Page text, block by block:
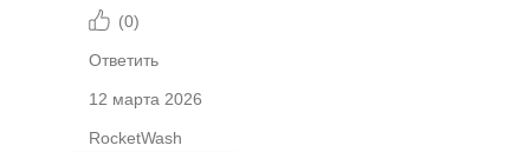
(0)
Ответить
12 марта 2026
RocketWash